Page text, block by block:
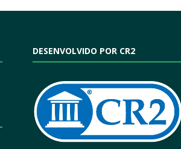
DESENVOLVIDO POR CR2